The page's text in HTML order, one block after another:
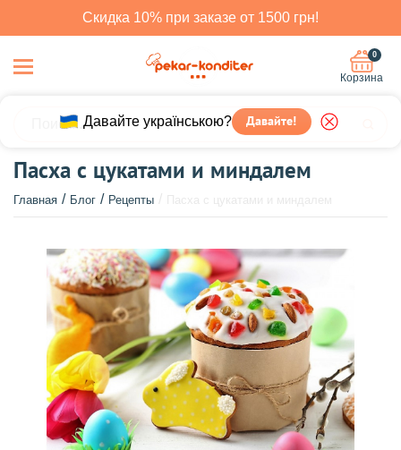
Скидка 10% при заказе от 1500 грн!
Давайте українською? Давайте!
0
Корзина
Пасха с цукатами и миндалем
Главная Блог Рецепты